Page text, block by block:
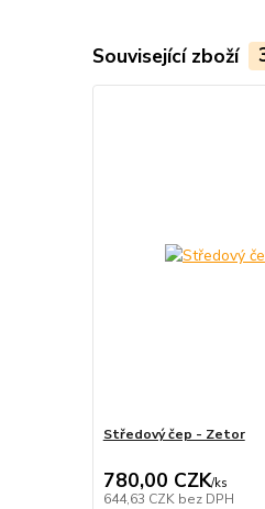
Související zboží
Středový čep - Zetor
780,00 CZK/ks
644,63 CZK bez DPH